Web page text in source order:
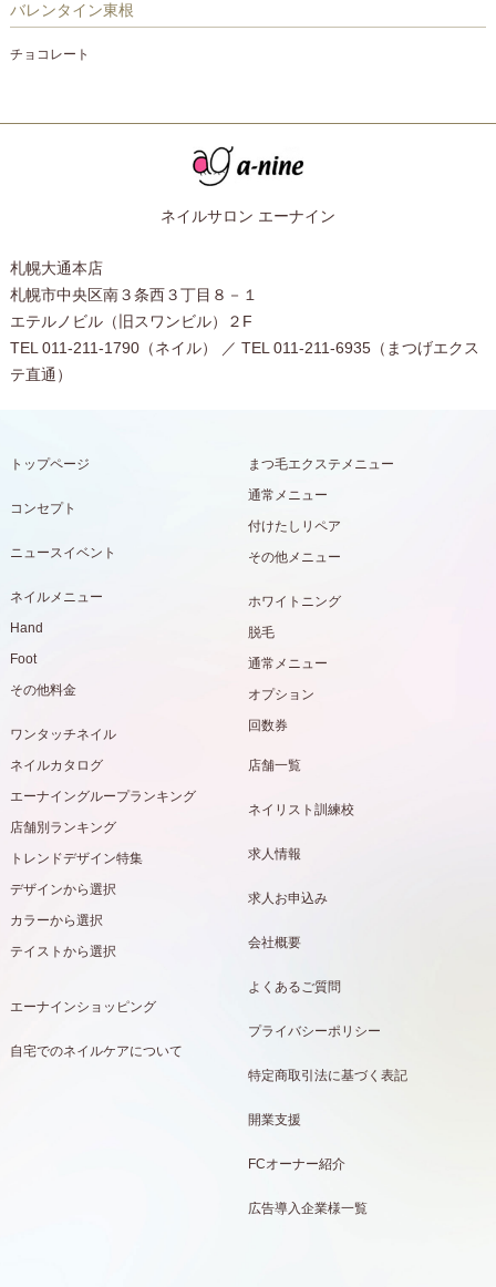
バレンタイン東根
チョコレート
ネイルサロン エーナイン
札幌大通本店
札幌市中央区南３条西３丁目８－１
エテルノビル（旧スワンビル）２F
TEL 011-211-1790（ネイル） ／ TEL 011-211-6935（まつげエクス
テ直通）
トップページ
コンセプト
ニュースイベント
ネイルメニュー
Hand
Foot
その他料金
ワンタッチネイル
まつ毛エクステメニュー
通常メニュー
付けたしリペア
その他メニュー
ホワイトニング
脱毛
通常メニュー
オプション
回数券
ネイルカタログ
エーナイングループランキング
店舗別ランキング
トレンドデザイン特集
デザインから選択
カラーから選択
テイストから選択
エーナインショッピング
自宅でのネイルケアについて
店舗一覧
ネイリスト訓練校
求人情報
求人お申込み
会社概要
よくあるご質問
プライバシーポリシー
特定商取引法に基づく表記
開業支援
FCオーナー紹介
広告導入企業様一覧